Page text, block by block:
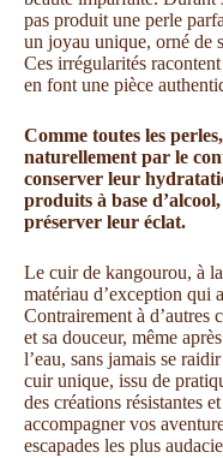
pas produit une perle
un joyau unique, orné de
Ces irrégularités
en font une pièce
Comme toutes les
naturellement par le
conserver leur
produits à base
préserver leur éclat.
Le cuir de kangourou, à
matériau d’exception qui
Contrairement à d’autres
et sa douceur, même
l’eau, sans jamais se
cuir unique, issu de
des créations résistantes
accompagner vos
escapades les plus